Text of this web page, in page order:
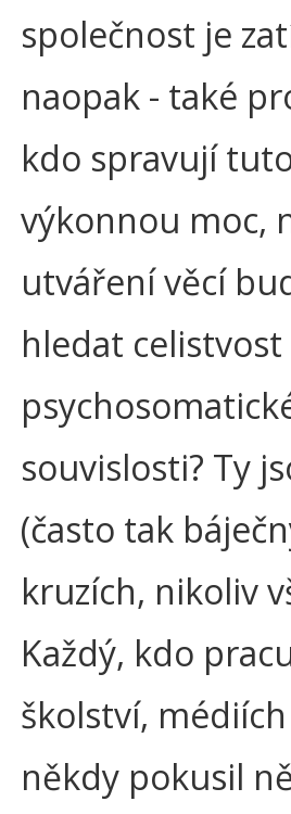
společnost je
naopak - také
kdo spravují
výkonnou moc,
utváření věcí
hledat
souvislosti? Ty
(často tak
kruzích, nikoliv
Každý, kdo
školství,
někdy pokusil